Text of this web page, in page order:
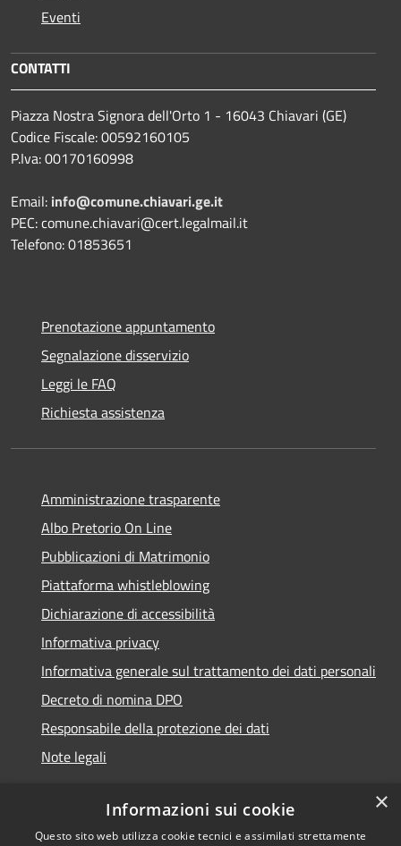
Eventi
CONTATTI
Piazza Nostra Signora dell'Orto 1 - 16043 Chiavari (GE)
Codice Fiscale: 00592160105
P.Iva: 00170160998
Email: info@comune.chiavari.ge.it
PEC: comune.chiavari@cert.legalmail.it
Telefono: 01853651
Prenotazione appuntamento
Segnalazione disservizio
Leggi le FAQ
Richiesta assistenza
Amministrazione trasparente
Albo Pretorio On Line
Pubblicazioni di Matrimonio
Piattaforma whistleblowing
Dichiarazione di accessibilità
Informativa privacy
Informativa generale sul trattamento dei dati personali
Decreto di nomina DPO
Responsabile della protezione dei dati
Note legali
×
Informazioni sui cookie
Questo sito web utilizza cookie tecnici e assimilati strettamente